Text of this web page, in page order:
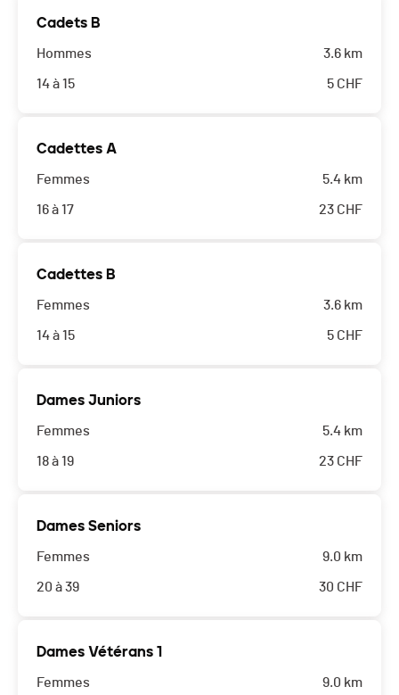
Cadets B
Hommes
14 à 15
3.6 km
5 CHF
Cadettes A
Femmes
16 à 17
5.4 km
23 CHF
Cadettes B
Femmes
14 à 15
3.6 km
5 CHF
Dames Juniors
Femmes
18 à 19
5.4 km
23 CHF
Dames Seniors
Femmes
20 à 39
9.0 km
30 CHF
Dames Vétérans 1
Femmes 9.0 km